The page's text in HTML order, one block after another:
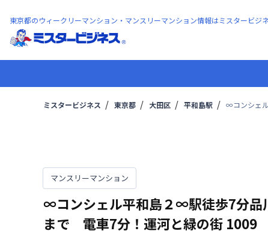
東京都のウィークリーマンション・マンスリーマンション情報はミスタービジ
ミスタービジネス 東京都 大田区 平和島駅 ∞コンシェ
マンスリーマンション
∞コンシェル平和島２∞駅徒歩7分品
まで 電車7分！運河と緑の街 1009